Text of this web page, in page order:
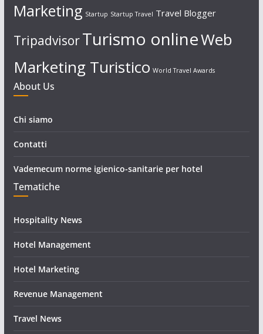
Marketing Startup Startup Travel Travel Blogger
TripadvisorTurismo onlineWeb
Marketing Turistico World Travel Awards
About Us
Chi siamo
Contatti
Vademecum norme igienico-sanitarie per hotel
Tematiche
Hospitality News
Hotel Management
Hotel Marketing
Revenue Management
Travel News